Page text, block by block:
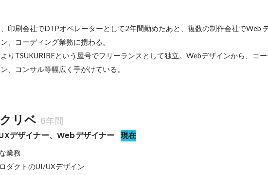
印刷会社でDTPオペレーターとして2年間勤めたあと、複数の制作会社でWeb
、コーディング業務に携わる。
りTSUKURIBEという屋号でフリーランスとして独立。Webデザインから、コ
、コンサル等幅広く手がけている。
リベ 6年間
デザイナー、Webデザイナー 現在
業務
ダクトのUI/UXデザイン